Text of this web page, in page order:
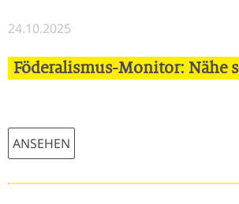
24.10.2025
Föderalismus-Monitor: Nähe
ANSEHEN